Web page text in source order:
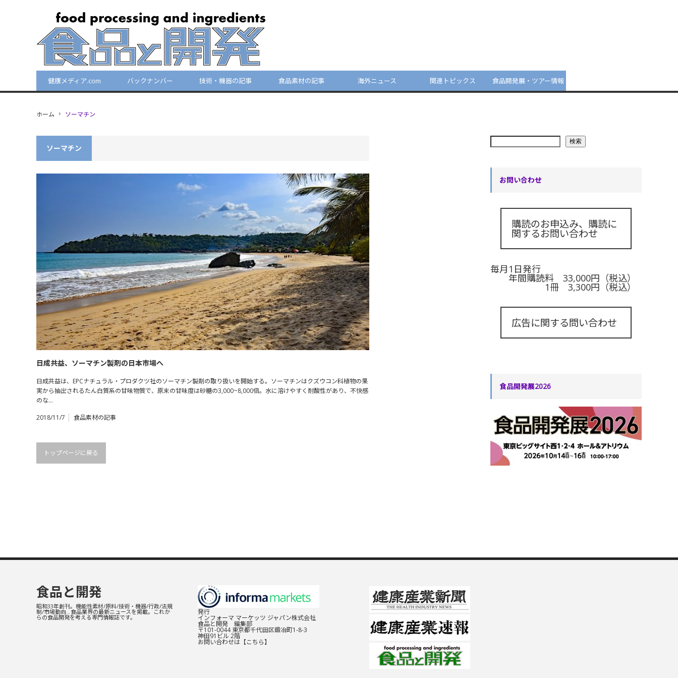
健康メディア.com バックナンバー 技術・機器の記事 食品素材の記事 海外ニュース 関連トピックス 食品開発展・ツアー情報
ホーム ソーマチン
ソーマチン
日成共益、ソーマチン製剤の日本市場へ
日成共益は、EPCナチュラル・プロダクツ社のソーマチン製剤の取り扱いを開始する。ソーマチンはクズウコン科植物の果
実から抽出されるたん白質系の甘味物質で、原末の甘味度は砂糖の3,000~8,000倍。水に溶けやすく耐酸性があり、不快感
のな…
2018/11/7
食品素材の記事
トップページに戻る
検索
お問い合わせ
購読のお申込み、購読に
関するお問い合わせ
毎月1日発行
年間購読料 33,000円（税込）
1冊 3,300円（税込）
広告に関する問い合わせ
食品開発展2026
発行
インフォーマ マーケッツ ジャパン株式会社
食品と開発 編集部
〒101-0044 東京都千代田区鍛冶町1-8-3
神田91ビル 2階
お問い合わせは 【こちら】
食品と開発
昭和33年創刊。機能性素材/原料/技術・機器/行政/法規
制/市場動向…食品業界の最新ニュースを掲載。これか
らの食品開発を考える専門情報誌です。